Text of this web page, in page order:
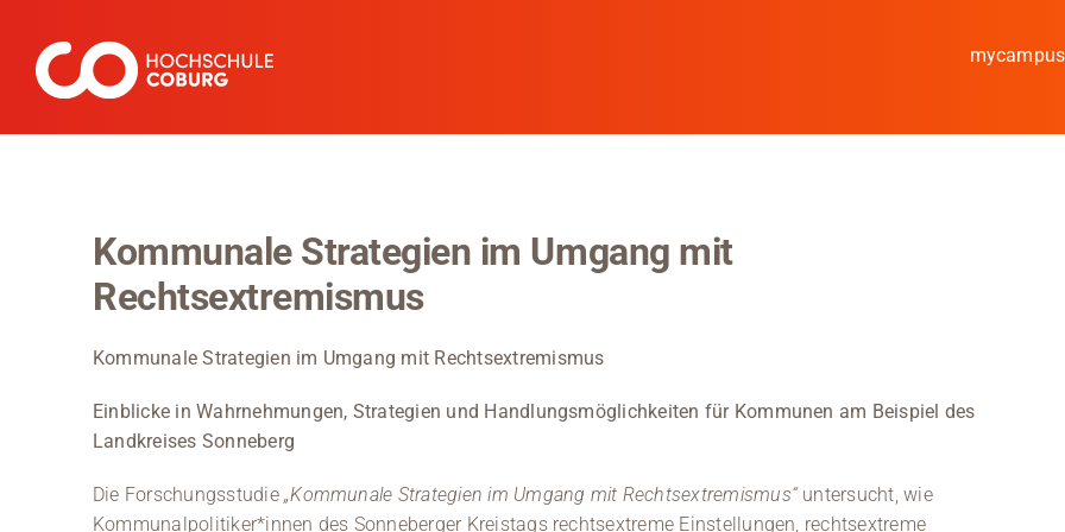
Inhalt
springen
mycampus
Studieren
Entdecke die Region
Informationen für …
Kommunale Strategien im Umgang mit
Rechtsextremismus
Kommunale Strategien im Umgang mit Rechtsextremismus
Einblicke in Wahrnehmungen, Strategien und Handlungsmöglichkeiten für Kommunen am Beispiel des
Landkreises Sonneberg
Die Forschungsstudie„Kommunale Strategien im Umgang mit Rechtsextremismus“untersucht, wie
Kommunalpolitiker*innen des Sonneberger Kreistags rechtsextreme Einstellungen, rechtsextreme